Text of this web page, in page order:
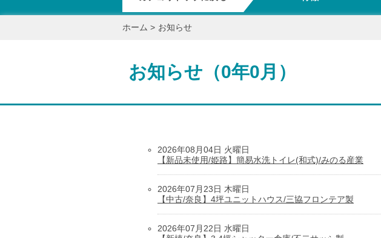
ホーム > お知らせ
お知らせ（0年0月）
2026年08月04日 火曜日
【新品未使用/姫路】簡易水洗トイレ(和式)/みのる産業
2026年07月23日 木曜日
【中古/奈良】4坪ユニットハウス/三協フロンテア製
2026年07月22日 水曜日